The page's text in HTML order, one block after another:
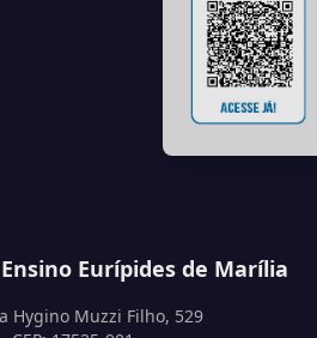
Eurípides de Marília
Hygino Muzzi Filho, 529